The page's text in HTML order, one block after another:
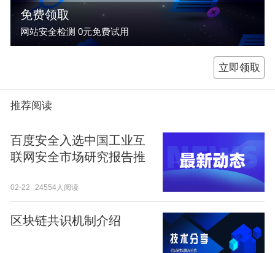
免费领取
网站安全检测 0元免费试用
立即领取
推荐阅读
百度安全入选中国工业互
联网安全市场研究报告推
02-22 24554人阅读
区块链共识机制介绍